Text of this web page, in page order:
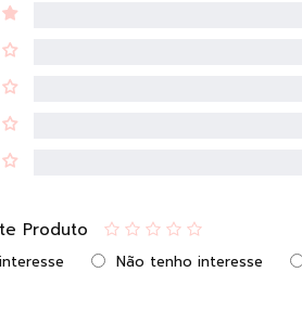
Produto
Não tenho interesse